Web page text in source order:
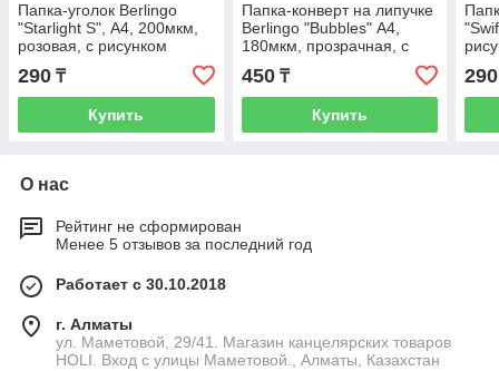
Папка-уголок Berlingo
"Starlight S", А4, 200мкм,
розовая, с рисунком
290 ₸
Купить
Папка-конверт на липучке
Berlingo "Bubbles" А4,
180мкм, прозрачная, с
рисунком
450₸
Купить
290
О нас
Рейтинг не сформирован
Менее 5 отзывов за последний год
Работает с 30.10.2018
г. Алматы
ул. Маметовой, 29/41. Магазин канцелярских товаров
HOLI. Вход с улицы Маметовой., Алматы, Казахстан